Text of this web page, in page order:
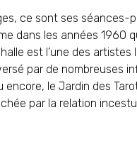
ce sont ses séances-
dans les années 1960
est l’une des
par de nombreuses
le Jardin des
par la relation